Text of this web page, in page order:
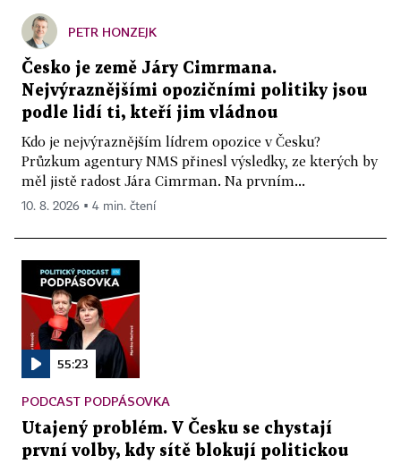
PETR HONZEJK
Česko je země Járy Cimrmana.
Nejvýraznějšími opozičními politiky jsou
podle lidí ti, kteří jim vládnou
Kdo je nejvýraznějším lídrem opozice v Česku?
Průzkum agentury NMS přinesl výsledky, ze kterých by
měl jistě radost Jára Cimrman. Na prvním...
10. 8. 2026 ▪ 4 min. čtení
55:23
PODCAST PODPÁSOVKA
Utajený problém. V Česku se chystají
první volby, kdy sítě blokují politickou